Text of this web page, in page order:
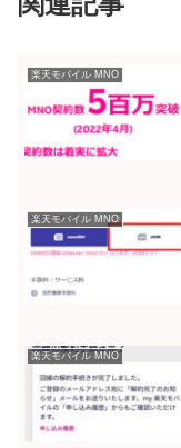
楽天モバイル MNO
楽天モバイル MNO
楽天モバイル MNO